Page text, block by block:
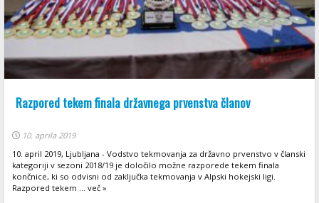
Razpored tekem finala državnega prvenstva članov
10. aprila 2019
10. april 2019, Ljubljana - Vodstvo tekmovanja za državno prvenstvo v članski
kategoriji v sezoni 2018/19 je določilo možne razporede tekem finala
končnice, ki so odvisni od zaključka tekmovanja v Alpski hokejski ligi.
Razpored tekem ... več »